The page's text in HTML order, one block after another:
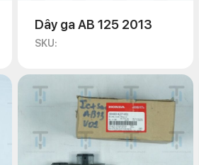
Dây ga AB 125 2013
SKU: